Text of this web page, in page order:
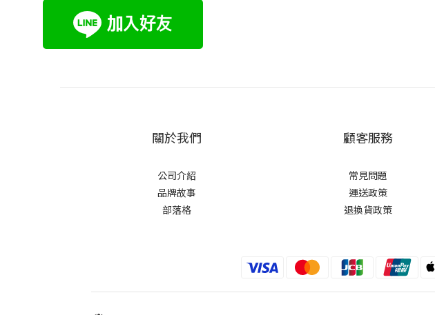
關於我們
公司介紹
品牌故事
部落格
顧客服務
常見問題
運送政策
退換貨政策